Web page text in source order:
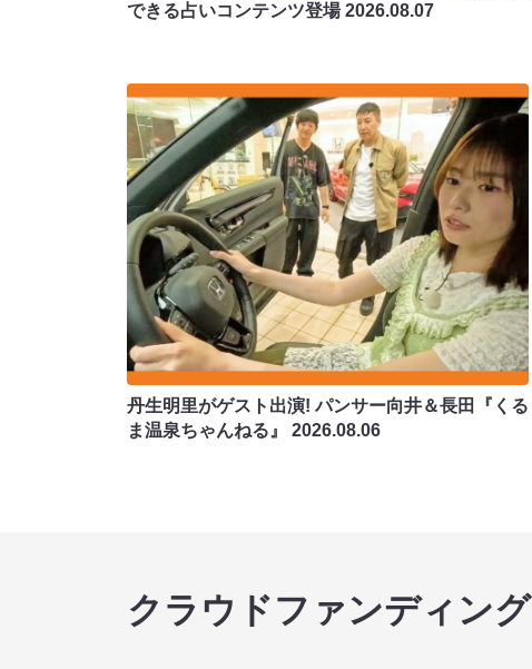
できる占いコンテンツ登場2026.08.07
丹生明里がゲスト出演! パンサー向井＆長田『くる
ま温泉ちゃんねる』 2026.08.06
クラウドファンディング